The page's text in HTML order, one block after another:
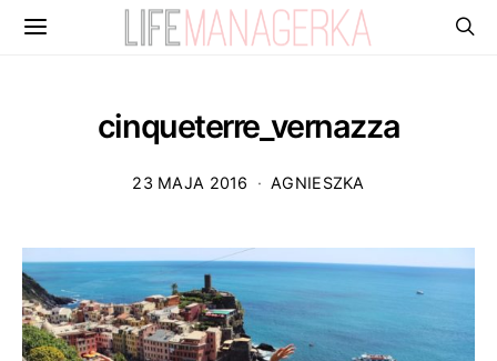
cinqueterre_vernazza
23 MAJA 2016 AGNIESZKA